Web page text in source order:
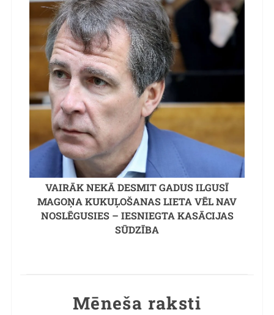
VAIRĀK NEKĀ DESMIT GADUS ILGUSĪ
MAGOŅA KUKUĻOŠANAS LIETA VĒL NAV
NOSLĒGUSIES – IESNIEGTA KASĀCIJAS
SŪDZĪBA
Mēneša raksti